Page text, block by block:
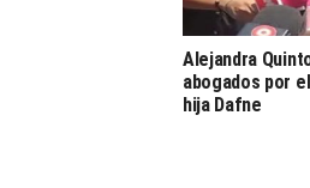
Alejandra
abogados por
hija Dafne